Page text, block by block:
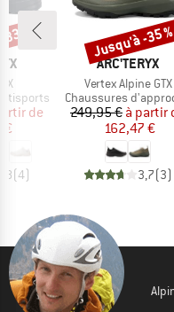
réduit
de
€
(4)
%
MARQUE
ARC'TERYX
Article
Vertex Alpine GTX
Product group
Chaussures
Prix
249,95 € Prix
à partir
162,47 €
3,7(3)
Remise
Jusqu'à -35